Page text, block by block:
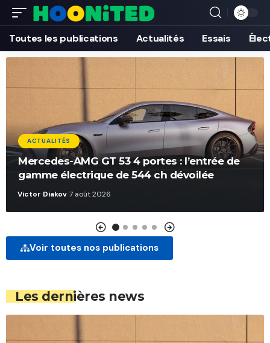
Toutes les publications Actualités Essais
ACTUALITÉS
Mercedes-AMG GT 53 4 portes : l’entrée de
gamme électrique de 544 ch dévoilée
Victor Diakov 7 août 2026
Voir toutes nos publications
Les dernières news